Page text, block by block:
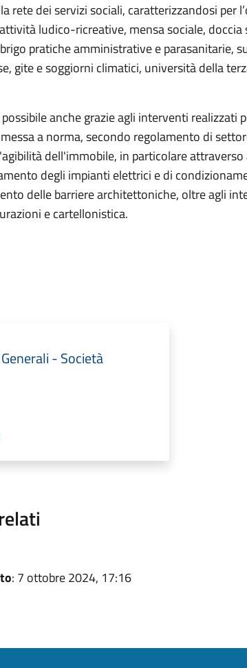
rete dei servizi sociali, caratterizzandosi per
ludico-ricreative, mensa sociale,
pratiche amministrative e parasanitarie,
gite e soggiorni climatici, università della
anche grazie agli interventi realizzati
a norma, secondo regolamento di
dell'immobile, in particolare
degli impianti elettrici e di
delle barriere architettoniche, oltre agli
e cartellonistica.
- Società
: 7 ottobre 2024, 17:16